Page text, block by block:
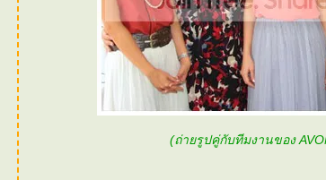
(ถ่ายรูปคู่กับทีมงานของ